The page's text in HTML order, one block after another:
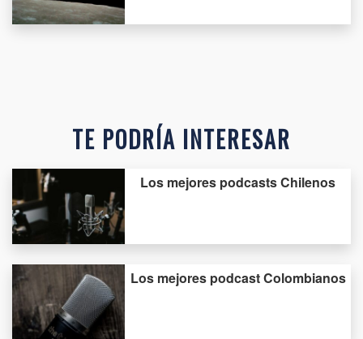
TE PODRÍA INTERESAR
Los mejores podcasts Chilenos
Los mejores podcast Colombianos